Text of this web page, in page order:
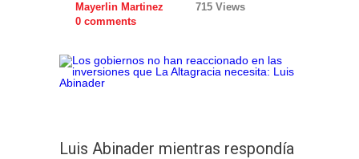
Mayerlin Martinez
715 Views
0 comments
Luis Abinader mientras respondía